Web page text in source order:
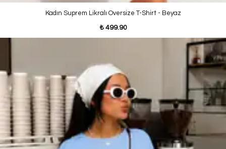
Kadın Suprem Likralı Oversize T-Shirt - Beyaz
₺ 499.90